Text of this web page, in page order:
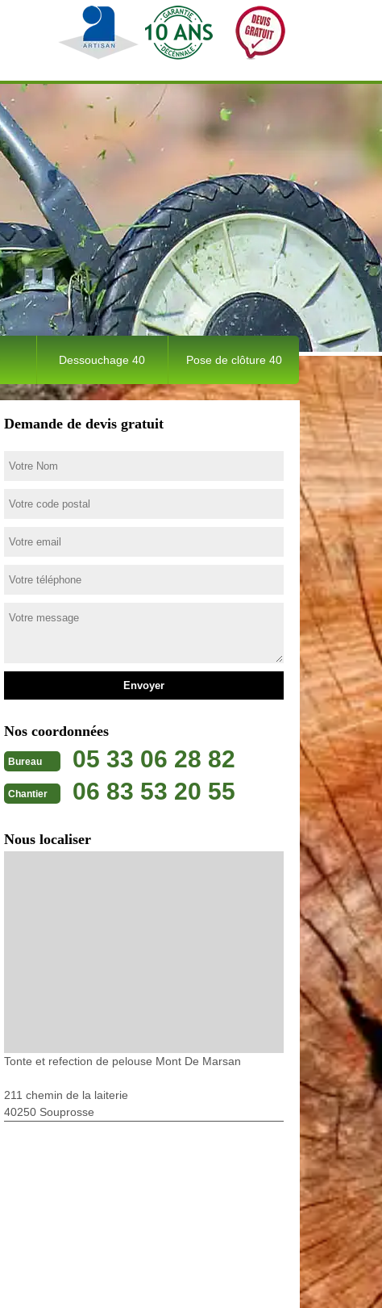
Dessouchage 40 Pose de clôture 40
Demande de devis gratuit
Nos coordonnées
Bureau 05 33 06 28 82
Chantier 06 83 53 20 55
Nous localiser
Tonte et refection de pelouse Mont De Marsan
211 chemin de la laiterie
40250 Souprosse